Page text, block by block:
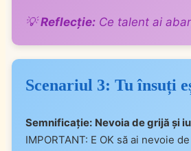
💡Reflecție: Ce talent ai
Scenariul 3: Tu însuți
Semnificație: Nevoia de grijă și
IMPORTANT: E OK să ai nevoie